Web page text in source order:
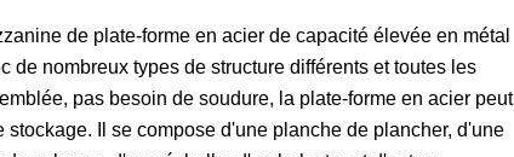
de plate-forme en acier de capacité élevée en métal
de nombreux types de structure différents et toutes les
pas besoin de soudure, la plate-forme en acier peut
Il se compose d'une planche de plancher, d'une